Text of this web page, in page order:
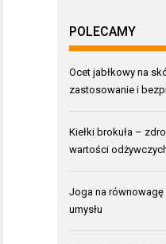
POLECAMY
Ocet jabłkowy na
zastosowanie i
Kiełki brokuła –
wartości
Joga na
umysłu